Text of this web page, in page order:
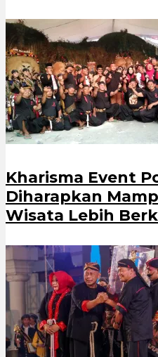
Kharisma Event
Diharapkan
Wisata Lebih